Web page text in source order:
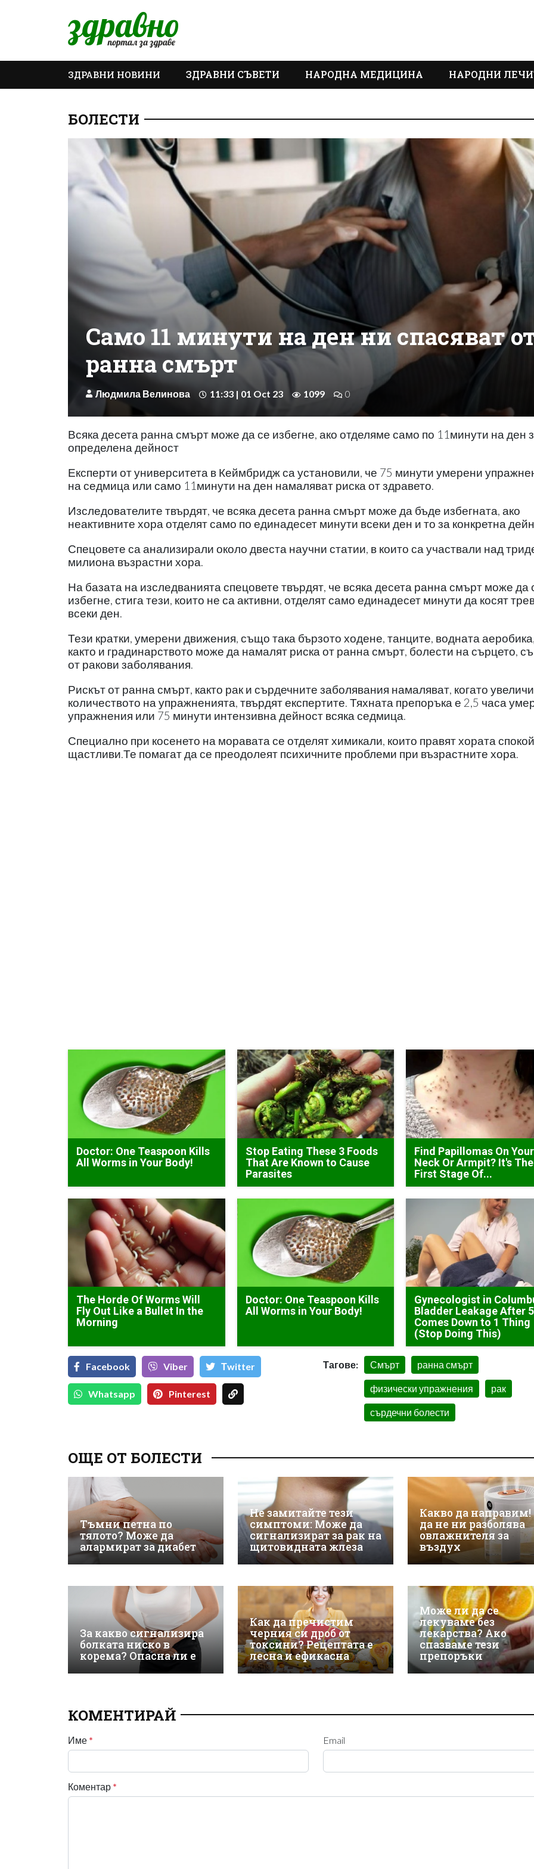
ЗДРАВНИ НОВИНИ ЗДРАВНИ СЪВЕТИ НАРОДНА МЕДИЦИНА НАРОДНИ
БОЛЕСТИ
Само 11 минути на ден ни спасяват
ранна смърт
Людмила Велинова 11:33 | 01 Oct 23 1099 0
Всяка десета ранна смърт може да се избегне, ако отделяме само по 11минути на ден
определена дейност
Експерти от университета в Кеймбридж са установили, че 75 минути умерени
на седмица или само 11минути на ден намаляват риска от здравето.
Изследователите твърдят, че всяка десета ранна смърт може да бъде избегната, ако
неактивните хора отделят само по единадесет минути всеки ден и то за конкретна
Спецовете са анализирали около двеста научни статии, в които са участвали над
милиона възрастни хора.
На базата на изследванията спецовете твърдят, че всяка десета ранна смърт може да
избегне, стига тези, които не са активни, отделят само единадесет минути да косят
всеки ден.
Тези кратки, умерени движения, също така бързото ходене, танците, водната
както и градинарството може да намалят риска от ранна смърт, болести на сърцето,
от ракови заболявания.
Рискът от ранна смърт, както рак и сърдечните заболявания намаляват, когато
количеството на упражненията, твърдят експертите. Тяхната препоръка е 2,5 часа
упражнения или 75 минути интензивна дейност всяка седмица.
Специално при косенето на моравата се отделят химикали, които правят хората
щастливи.Те помагат да се преодолеят психичните проблеми при възрастните хора.
Doctor: One Teaspoon Kills
All Worms in Your Body!
Stop Eating These 3 Foods
That Are Known to Cause
Parasites
Find Papillomas On Your
Neck Or Armpit? It's The
First Stage Of...
The Horde Of Worms Will
Fly Out Like a Bullet In the
Morning
Doctor: One Teaspoon Kills
All Worms in Your Body!
Gynecologist in
Bladder Leakage After
Comes Down to 1 Thing
(Stop Doing This)
Facebook Viber Тwitter
Whatsapp Pinterest
Тагове: Смърт ранна смърт
физически упражнения рак
сърдечни болести
ОЩЕ ОТ БОЛЕСТИ
Тъмни петна по
тялото? Може да
алармират за диабет
Не замитайте тези
симптоми: Може да
сигнализират за рак на
щитовидната жлеза
Какво да направим!
да не ни разболява
овлажнителя за
въздух
За какво сигнализира
болката ниско в
корема? Опасна ли е
Как да пречистим
черния си дроб от
токсини? Рецептата е
лесна и ефикасна
Може ли да се
лекуваме без
лекарства? Ако
спазваме тези
препоръки
КОМЕНТИРАЙ
Име * Email
Коментар *